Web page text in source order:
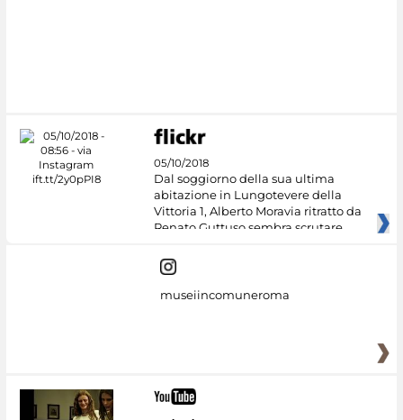
05/10/2018
Dal soggiorno della sua ultima
abitazione in Lungotevere della
Vittoria 1, Alberto Moravia ritratto da
Renato Guttuso sembra scrutare
museiincomuneroma